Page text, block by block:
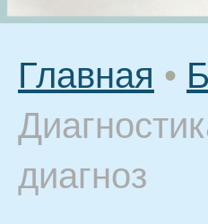
Главная •
диагноз